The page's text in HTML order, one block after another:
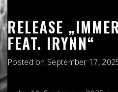
RELEASE
FEAT. IRYNN“
Posted on September 17,